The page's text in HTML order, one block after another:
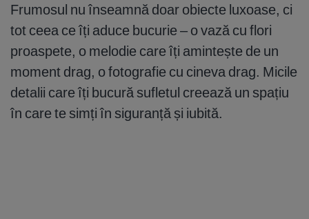
Frumosul nu înseamnă doar obiecte luxoase, ci
tot ceea ce îți aduce bucurie – o vază cu flori
proaspete, o melodie care îți amintește de un
moment drag, o fotografie cu cineva drag. Micile
detalii care îți bucură sufletul creează un spațiu
în care te simți în siguranță și iubită.